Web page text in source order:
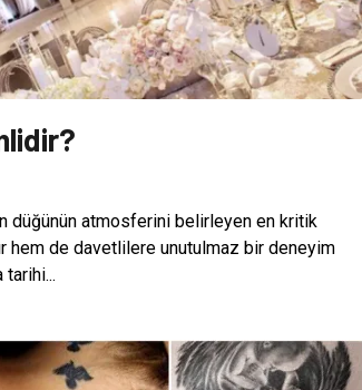
düğünün atmosferini belirleyen en kritik
hem de davetlilere unutulmaz bir deneyim
tarihi...